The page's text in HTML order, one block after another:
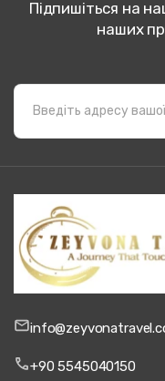
Підпишіться на
наших
+90 5545040150